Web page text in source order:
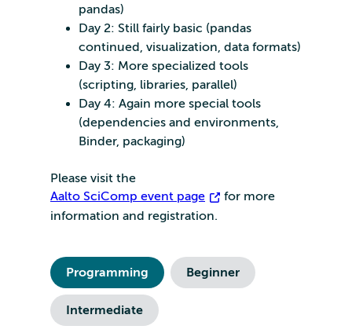
pandas)
Day 2: Still fairly basic (pandas
continued, visualization, data formats)
Day 3: More specialized tools
(scripting, libraries, parallel)
Day 4: Again more special tools
(dependencies and environments,
Binder, packaging)
Please visit the
Aalto SciComp event page
for more
information and registration.
Programming Beginner
Intermediate